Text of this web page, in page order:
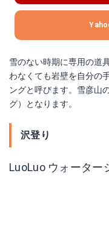
雪のない時期に専用の道
わなくても岩壁を自分の
ングと呼びます。雪彦山
グ）となります。
沢登り
LuoLuo ウォーター